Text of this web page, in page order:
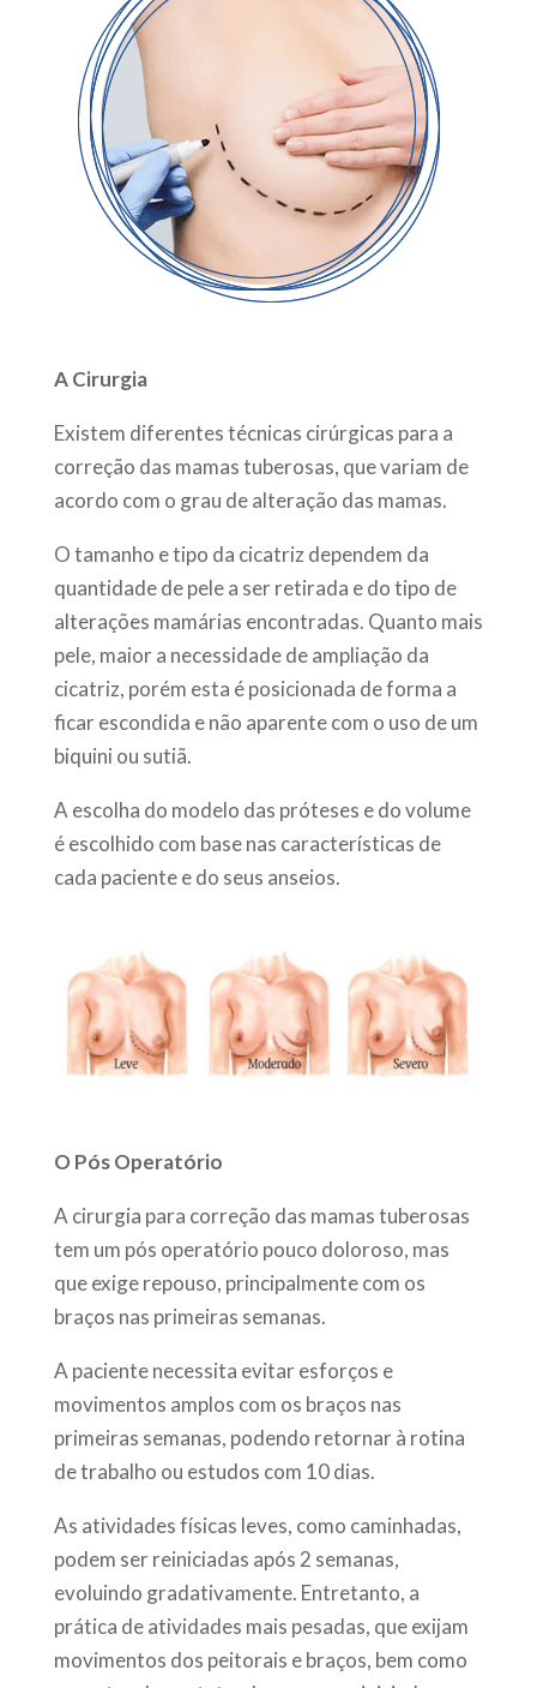
A Cirurgia
Existem diferentes técnicas cirúrgicas para a
correção das mamas tuberosas, que variam de
acordo com o grau de alteração das mamas.
O tamanho e tipo da cicatriz dependem da
quantidade de pele a ser retirada e do tipo de
alterações mamárias encontradas. Quanto mais
pele, maior a necessidade de ampliação da
cicatriz, porém esta é posicionada de forma a
ficar escondida e não aparente com o uso de um
biquini ou sutiã.
A escolha do modelo das próteses e do volume
é escolhido com base nas características de
cada paciente e do seus anseios.
O Pós Operatório
A cirurgia para correção das mamas tuberosas
tem um pós operatório pouco doloroso, mas
que exige repouso, principalmente com os
braços nas primeiras semanas.
A paciente necessita evitar esforços e
movimentos amplos com os braços nas
primeiras semanas, podendo retornar à rotina
de trabalho ou estudos com 10 dias.
As atividades físicas leves, como caminhadas,
podem ser reiniciadas após 2 semanas,
evoluindo gradativamente. Entretanto, a
prática de atividades mais pesadas, que exijam
movimentos dos peitorais e braços, bem como